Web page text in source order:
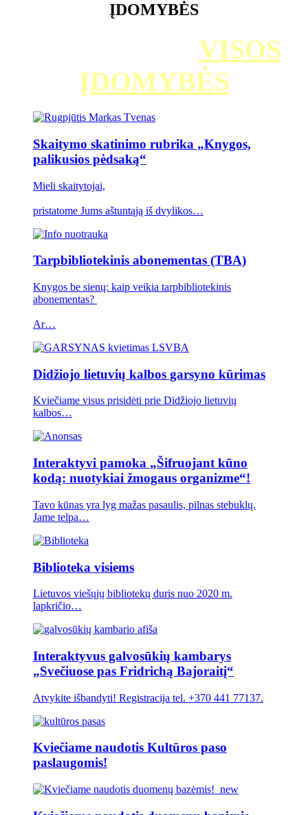
ĮDOMYBĖS
VISOS
ĮDOMYBĖS
Skaitymo skatinimo rubrika „Knygos,
palikusios pėdsaką“
Mieli skaitytojai,
pristatome Jums aštuntąją iš dvylikos…
Tarpbibliotekinis abonementas (TBA)
Knygos be sienų: kaip veikia tarpbibliotekinis
abonementas?
Ar…
Didžiojo lietuvių kalbos garsyno kūrimas
Kviečiame visus prisidėti prie Didžiojo lietuvių
kalbos…
Interaktyvi pamoka „Šifruojant kūno
kodą: nuotykiai žmogaus organizme“!
Tavo kūnas yra lyg mažas pasaulis, pilnas stebuklų.
Jame telpa…
Biblioteka visiems
Lietuvos viešųjų bibliotekų duris nuo 2020 m.
lapkričio…
Interaktyvus galvosūkių kambarys
„Svečiuose pas Fridrichą Bajoraitį“
Atvykite išbandyti! Registracija tel. +370 441 77137.
Kviečiame naudotis Kultūros paso
paslaugomis!